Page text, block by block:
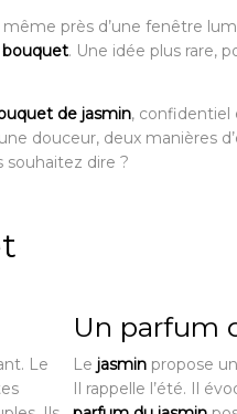
près d’une fenêtre
bouquet. Une idée plus rare,
de jasmin, confidentiel
douceur, deux manières
souhaitez dire ?
Le
Un parfum
Le jasminpropose
Il rappelle l’été. Il